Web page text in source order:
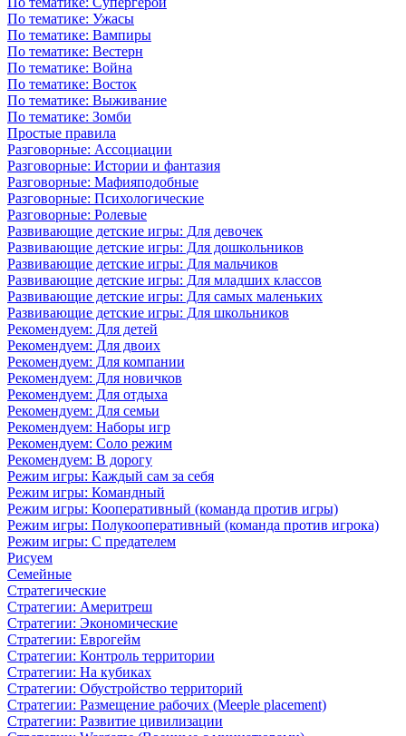
По тематике: Ужасы
По тематике: Вампиры
По тематике: Вестерн
По тематике: Война
По тематике: Восток
По тематике: Выживание
По тематике: Зомби
Простые правила
Разговорные: Ассоциации
Разговорные: Истории и фантазия
Разговорные: Мафияподобные
Разговорные: Психологические
Разговорные: Ролевые
Развивающие детские игры: Для девочек
Развивающие детские игры: Для дошкольников
Развивающие детские игры: Для мальчиков
Развивающие детские игры: Для младших классов
Развивающие детские игры: Для самых маленьких
Развивающие детские игры: Для школьников
Рекомендуем: Для детей
Рекомендуем: Для двоих
Рекомендуем: Для компании
Рекомендуем: Для новичков
Рекомендуем: Для отдыха
Рекомендуем: Для семьи
Рекомендуем: Наборы игр
Рекомендуем: Соло режим
Рекомендуем: В дорогу
Режим игры: Каждый сам за себя
Режим игры: Командный
Режим игры: Кооперативный (команда против игры)
Режим игры: Полукооперативный (команда против игрока)
Режим игры: С предателем
Рисуем
Семейные
Стратегические
Стратегии: Америтреш
Стратегии: Экономические
Стратегии: Еврогейм
Стратегии: Контроль территории
Стратегии: На кубиках
Стратегии: Обустройство территорий
Стратегии: Размещение рабочих (Meeple placement)
Стратегии: Развитие цивилизации